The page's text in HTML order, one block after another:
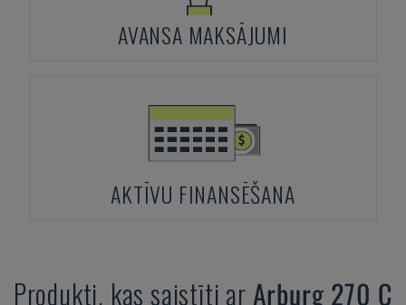
AVANSA MAKSĀJUMI
AKTĪVU FINANSĒŠANA
Produkti, kas saistīti arArburg 270 C